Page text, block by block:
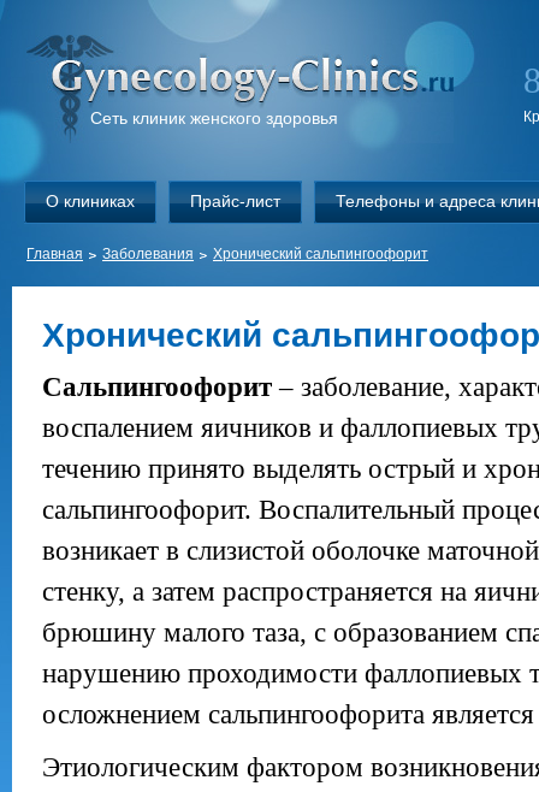
Сеть клиник женского здоровья
О клиниках Прайс-лист Телефоны и адреса
Главная Заболевания Хронический сальпингоофорит
Хронический
Сальпингоофорит – заболевание,
воспалением яичников и фаллопиевых
течению принято выделять острый и
сальпингоофорит. Воспалительный
возникает в слизистой оболочке
стенку, а затем распространяется на
брюшину малого таза, с образованием
нарушению проходимости фаллопиевых
осложнением сальпингоофорита
Этиологическим фактором